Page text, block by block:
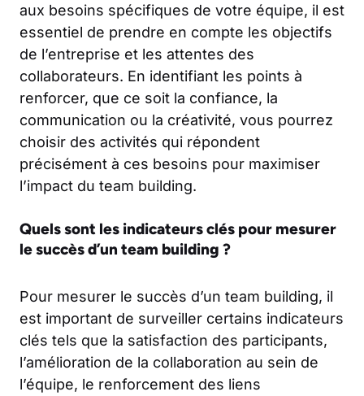
aux besoins spécifiques de votre équipe, il est
essentiel de prendre en compte les objectifs
de l’entreprise et les attentes des
collaborateurs. En identifiant les points à
renforcer, que ce soit la confiance, la
communication ou la créativité, vous pourrez
choisir des activités qui répondent
précisément à ces besoins pour maximiser
l’impact du team building.
Quels sont les indicateurs clés pour mesurer
le succès d’un team building ?
Pour mesurer le succès d’un team building, il
est important de surveiller certains indicateurs
clés tels que la satisfaction des participants,
l’amélioration de la collaboration au sein de
l’équipe, le renforcement des liens